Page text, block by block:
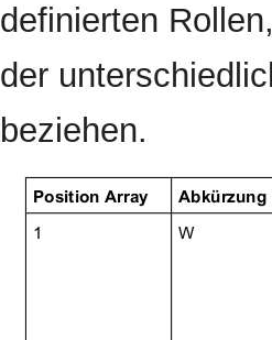
definierten
der
beziehen.